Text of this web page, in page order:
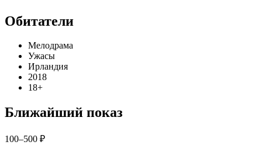
Обитатели
Мелодрама
Ужасы
Ирландия
2018
18+
Ближайший показ
100–500 ₽